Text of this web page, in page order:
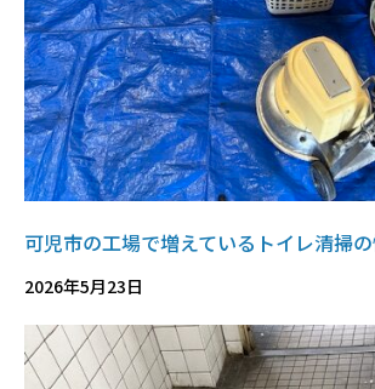
可児市の工場で増えているトイレ清掃
2026年5月23日